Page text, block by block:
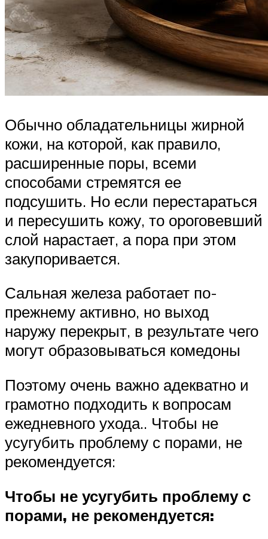
Обычно обладательницы жирной
кожи, на которой, как правило,
расширенные поры, всеми
способами стремятся ее
подсушить. Но если перестараться
и пересушить кожу, то ороговевший
слой нарастает, а пора при этом
закупоривается.
Сальная железа работает по-
прежнему активно, но выход
наружу перекрыт, в результате чего
могут образовываться комедоны
Поэтому очень важно адекватно и
грамотно подходить к вопросам
ежедневного ухода.. Чтобы не
усугубить проблему с порами, не
рекомендуется:
Чтобы не усугубить проблему с
порами, не рекомендуется: